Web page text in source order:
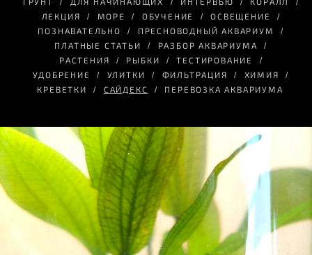
ЛЕКЦИЯ
МОРЕ ОБУЧЕНИЕ
ОСВЕЩЕНИЕ
ПОЗНАВАТЕЛЬНО
ПРЕСНОВОДНЫЙ АКВАРИУМ
ПЛАТНЫЕ СТАТЬИ
РАЗБОР АКВАРИУМА
РАСТЕНИЯ
РЫБКИ
ТЕСТИРОВАНИЕ
УДОБРЕНИЕ
УЛИТКИ ФИЛЬТРАЦИЯ
ХИМИЯ
КРЕВЕТКИ
САЙДЕКС ПЕРЕВОЗКА АКВАРИУМА